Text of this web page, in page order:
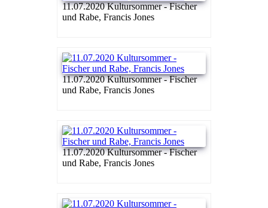
11.07.2020 Kultursommer - Fischer
und Rabe, Francis Jones
11.07.2020 Kultursommer - Fischer
und Rabe, Francis Jones
11.07.2020 Kultursommer - Fischer
und Rabe, Francis Jones